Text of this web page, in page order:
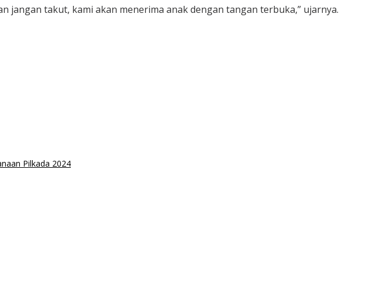
jangan takut, kami akan menerima anak dengan tangan terbuka,” ujarnya.
Pilkada 2024